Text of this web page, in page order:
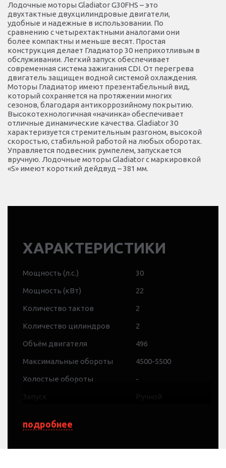
Лодочные моторы Gladiator G30FHS – это
двухтактные двухцилиндровые двигатели,
удобные и надежные в использовании. По
сравнению с четырехтактными аналогами они
более компактны и меньше весят. Простая
конструкция делает Гладиатор 30 неприхотливым в
обслуживании. Легкий запуск обеспечивает
современная система зажигания CDI. От перегрева
двигатель защищен водной системой охлаждения.
Моторы Гладиатор имеют презентабельный вид,
который сохраняется на протяжении многих
сезонов, благодаря антикоррозийному покрытию.
Высокотехнологичная «начинка» обеспечивает
отличные динамические качества. Gladiator 30
характеризуется стремительным разгоном, высокой
скоростью, стабильной работой на любых оборотах.
Управляется подвесник румпелем, запускается
вручную. Лодочные моторы Gladiator с маркировкой
«S» имеют короткий дейдвуд – 381 мм.
ХАРАКТЕРИСТИКИ
Мощность (л.с.) 30
Мощность (кВт) 22
Количество тактов 2
Количество цилиндров 2
Объём двигателя 496
Максимальные обороты 4500-5500
Холостые обороты -
Запуск Ручной
Зажигание
Охлаждение Водное
подробнее